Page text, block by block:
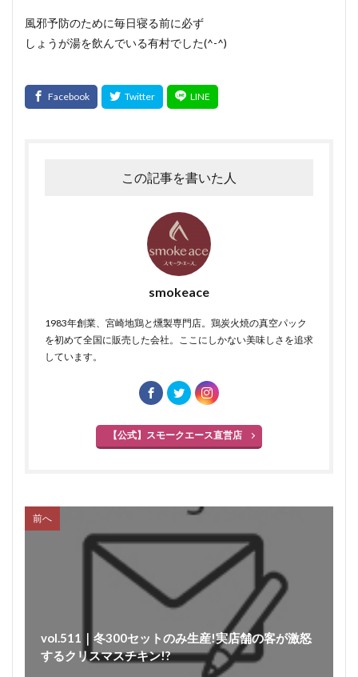
風邪予防のために毎日寝る前に必ず
しょうが湯を飲んでいる有村でした(^-^)
この記事を書いた人
smokeace
1983年創業、宮崎地鶏と燻製専門店。鶏炭火焼の真空パック
を初めて全国に販売した会社。ここにしかない美味しさを追求
しています。
【公式】スモークエース直営店
前へ
vol.511｜冬300セットのみ生産!実店舗の客が激怒
するクリスマスチキン!?